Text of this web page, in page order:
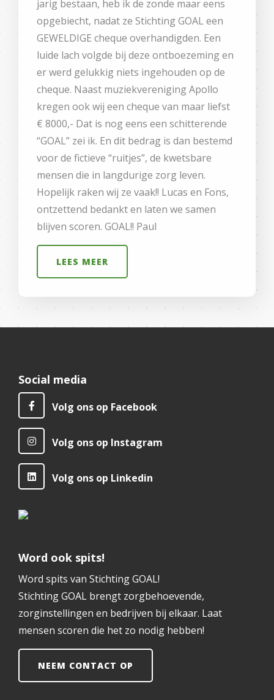
jarig bestaan, heb ik de zonde maar eens
opgebiecht, nadat ze Stichting GOAL een
GEWELDIGE cheque overhandigden. Een
luide lach volgde bij deze ontboezeming en
er werd gelukkig niets ingehouden op de
cheque. Naast muziekvereniging Apollo
kregen ook wij een cheque van maar liefst
€ 8000,- Dat is nog eens een schitterende
“GOAL” zei ik. En dit bedrag is dan bestemd
voor de fictieve “ruitjes”, de kwetsbare
mensen die in langdurige zorg leven.
Hopelijk raken wij ze vaak!! Lucas en Fons,
ontzettend bedankt en laten we samen
blijven scoren. GOAL!! Paul
LEES MEER
Social media
Volg ons op Facebook
Volg ons op Instagram
Volg ons op Linkedin
Word ook spits!
Word spits van Stichting GOAL!
Stichting GOAL brengt zorgbehoevende,
zorginstellingen en bedrijven bij elkaar. Laat
mensen scoren die het zo nodig hebben!
NEEM CONTACT OP